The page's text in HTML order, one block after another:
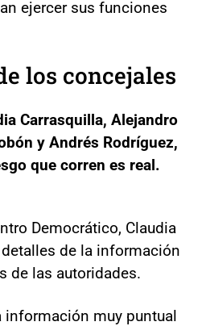
ejercer sus funciones
los concejales
Carrasquilla, Alejandro
y Andrés Rodríguez,
que corren es real.
Democrático, Claudia
de la información
de las autoridades.
información muy puntual